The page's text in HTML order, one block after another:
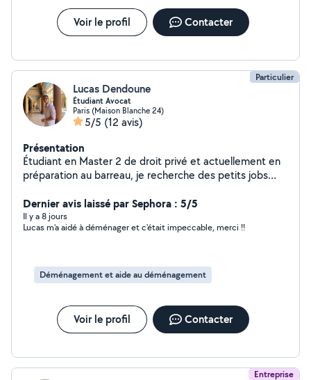
Voir le profil Contacter
Particulier
Lucas Dendoune
Étudiant Avocat
Paris (Maison Blanche 24)
5/5 (12 avis)
Présentation
Étudiant en Master 2 de droit privé et actuellement en
préparation au barreau, je recherche des petits jobs
contacter directement au zero six dix sept quarante et
un quarante six cinquante huit (l'application restreint le
périmètre par moments)
Dernier avis laissé par Sephora : 5/5
Il y a 8 jours
Lucas m'a aidé à déménager et c'était impeccable, merci !!
Déménagement et aide au déménagement
Voir le profil Contacter
Entreprise